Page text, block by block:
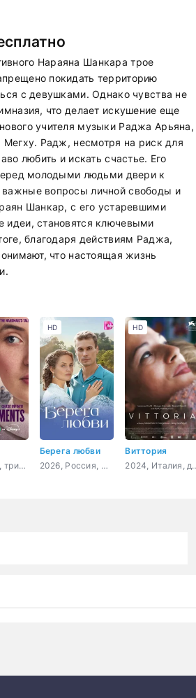
Нараяна Шанкара трое
покидать территорию
с девушками. Однако чувства не
что делает искушение еще
учителя музыки Раджа Арьяна,
Мегху. Радж, несмотря на риск для
любить и искать счастье. Его
молодыми людьми двери к
вопросы личной свободы и
Шанкар, с его устаревшими
идеи, становятся ключевыми
благодаря действиям Раджа,
что настоящая жизнь
2026, США, триллер, драма
Берега любви
2026, Россия, мелодрама
HD
Виттория
2024,
HD